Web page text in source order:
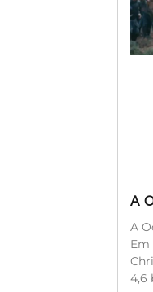
A
A
Em
4,6